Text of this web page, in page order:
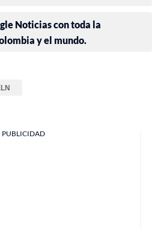
Noticias con toda la
y el mundo.
PUBLICIDAD